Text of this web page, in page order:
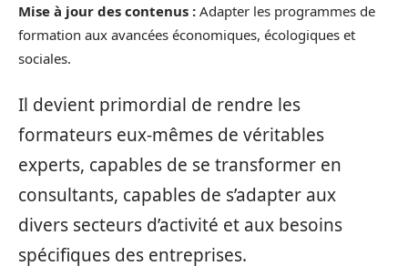
Mise à jour des contenus : Adapter les programmes de
formation aux avancées économiques, écologiques et
sociales.
Il devient primordial de rendre les
formateurs eux-mêmes de véritables
experts, capables de se transformer en
consultants, capables de s’adapter aux
divers secteurs d’activité et aux besoins
spécifiques des entreprises.